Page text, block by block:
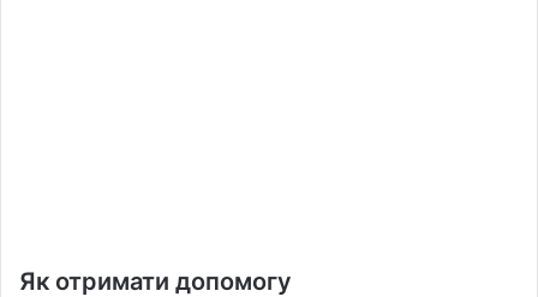
Як отримати допомогу